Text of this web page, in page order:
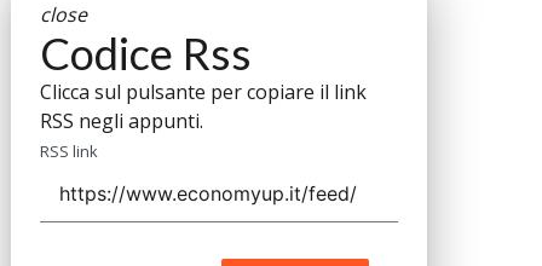
close
Codice Rss
Clicca sul pulsante per copiare il link
RSS negli appunti.
RSS link